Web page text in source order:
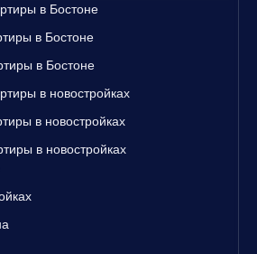
в Бостоне
в Бостоне
в Бостоне
в новостройках
в новостройках
в новостройках